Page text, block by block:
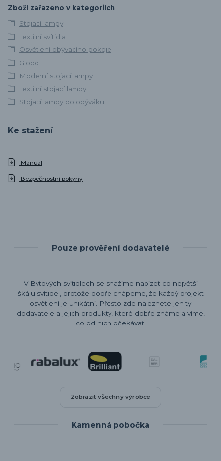
Zboží zařazeno v kategoriích
Stojací lampy
Textilní svítidla
Osvětlení obývacího pokoje
Globo
Moderní stojací lampy
Textilní stojací lampy
Stojací lampy do obýváku
Ke stažení
Manual
Bezpečnostní pokyny
Pouze prověření dodavatelé
V Bytových svítidlech se snažíme nabízet co největší
škálu svítidel, protože dobře chápeme, že každý projekt
osvětlení je unikátní. Přesto zde naleznete jen ty
dodavatele a jejich produkty, které dobře známe a víme,
co od nich očekávat.
Zobrazit všechny výrobce
Kamenná pobočka